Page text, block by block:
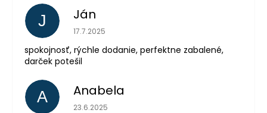
J Ján
Hodnotenie obchodu je 5 z 5 hviezdičiek.
17.7.2025
spokojnosť, rýchle dodanie, perfektne zabalené,
darček potešil
A Anabela
Hodnotenie obchodu je 5 z 5 hviezdičiek.
23.6.2025